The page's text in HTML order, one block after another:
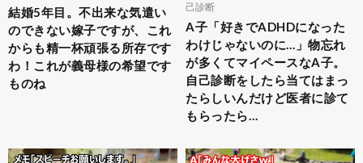
結婚5年目。不出来な気遣い
のできない嫁子ですが、これ
からも精一杯頑張る所存です
わ！これが義母様の希望です
ものね
己診断
A子「好きでADHDになった
わけじゃないのに…」物忘れ
が多くてマイペースなA子。
自己診断をしたら当てはまっ
たらしいんだけど医者に診て
もらったら…